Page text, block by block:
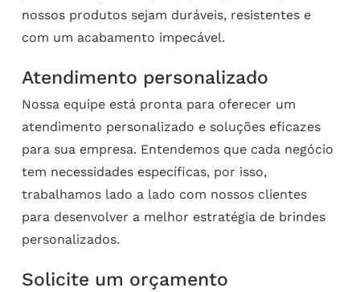
nossos produtos sejam duráveis, resistentes e
com um acabamento impecável.
Atendimento personalizado
Nossa equipe está pronta para oferecer um
atendimento personalizado e soluções eficazes
para sua empresa. Entendemos que cada negócio
tem necessidades específicas, por isso,
trabalhamos lado a lado com nossos clientes
para desenvolver a melhor estratégia de brindes
personalizados.
Solicite um orçamento